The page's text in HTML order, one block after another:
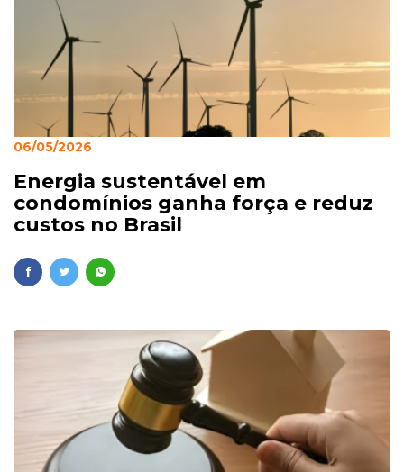
06/05/2026
Energia sustentável em
condomínios ganha força e reduz
custos no Brasil